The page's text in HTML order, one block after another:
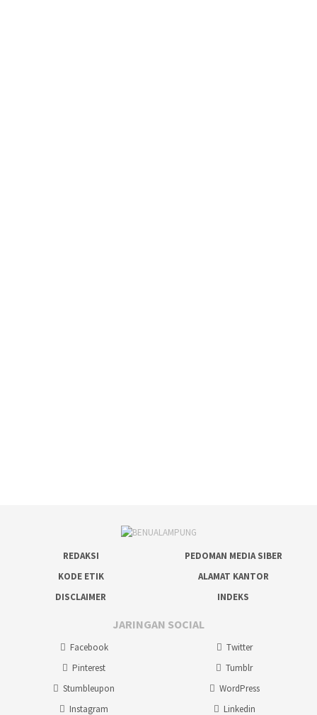
REDAKSI
PEDOMAN MEDIA SIBER
KODE ETIK
ALAMAT KANTOR
DISCLAIMER
INDEKS
JARINGAN SOCIAL
Facebook
Twitter
Pinterest
Tumblr
Stumbleupon
WordPress
Instagram
Linkedin